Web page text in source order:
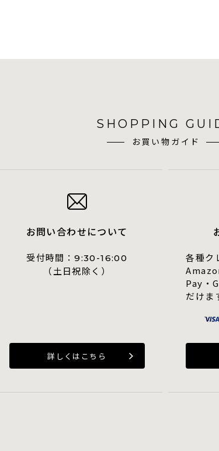
SHOPPING
お買い物ガイド
お問い合わせについて
受付時間：9:30-16:00
（土日祝除く）
詳しくはこちら
各種ク
Pay・
だけま